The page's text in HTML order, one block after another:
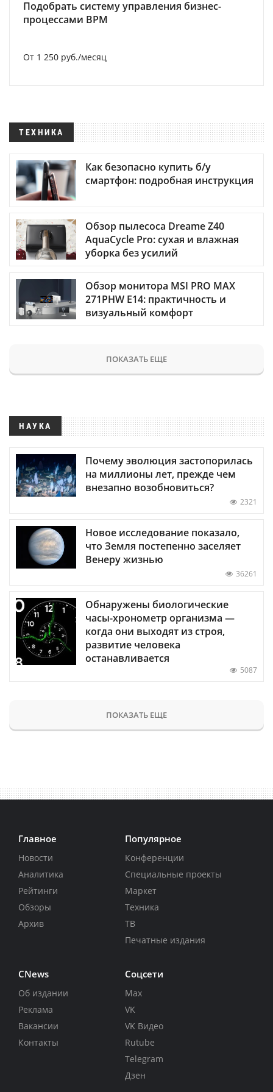
Подобрать систему управления бизнес-
процессами BPM
От 1 250 руб./месяц
ТЕХНИКА
Как безопасно купить б/у
смартфон: подробная инструкция
Обзор пылесоса Dreame Z40
AquaCycle Pro: сухая и влажная
уборка без усилий
Обзор монитора MSI PRO MAX
271PHW E14: практичность и
визуальный комфорт
ПОКАЗАТЬ ЕЩЕ
НАУКА
Почему эволюция застопорилась
на миллионы лет, прежде чем
внезапно возобновиться?
2321
Новое исследование показало,
что Земля постепенно заселяет
Венеру жизнью
36261
Обнаружены биологические
часы-хронометр организма —
когда они выходят из строя,
развитие человека
останавливается
5087
ПОКАЗАТЬ ЕЩЕ
Главное
Новости
Аналитика
Рейтинги
Обзоры
Архив
Популярное
Конференции
Специальные проекты
Маркет
Техника
ТВ
Печатные издания
CNews
Об издании
Реклама
Вакансии
Контакты
Соцсети
Max
VK
VK Видео
Rutube
Telegram
Дзен